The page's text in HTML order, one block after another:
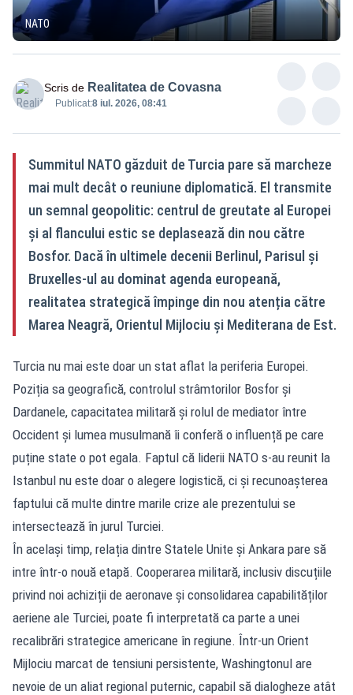
NATO
Scris de Realitatea de Covasna
Publicat:8 iul. 2026, 08:41
Summitul NATO găzduit de Turcia pare să marcheze
mai mult decât o reuniune diplomatică. El transmite
un semnal geopolitic: centrul de greutate al Europei
și al flancului estic se deplasează din nou către
Bosfor. Dacă în ultimele decenii Berlinul, Parisul și
Bruxelles-ul au dominat agenda europeană,
realitatea strategică împinge din nou atenția către
Marea Neagră, Orientul Mijlociu și Mediterana de Est.
Turcia nu mai este doar un stat aflat la periferia Europei.
Poziția sa geografică, controlul strâmtorilor Bosfor și
Dardanele, capacitatea militară și rolul de mediator între
Occident și lumea musulmană îi conferă o influență pe care
puține state o pot egala. Faptul că liderii NATO s-au reunit la
Istanbul nu este doar o alegere logistică, ci și recunoașterea
faptului că multe dintre marile crize ale prezentului se
intersectează în jurul Turciei.
În același timp, relația dintre Statele Unite și Ankara pare să
intre într-o nouă etapă. Cooperarea militară, inclusiv discuțiile
privind noi achiziții de aeronave și consolidarea capabilităților
aeriene ale Turciei, poate fi interpretată ca parte a unei
recalibrări strategice americane în regiune. Într-un Orient
Mijlociu marcat de tensiuni persistente, Washingtonul are
nevoie de un aliat regional puternic, capabil să dialogheze atât